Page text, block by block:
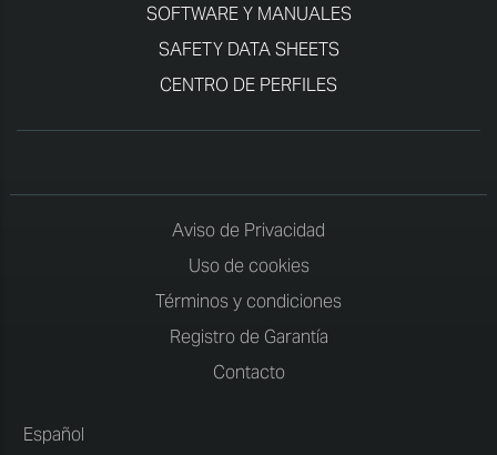
SOFTWARE Y MANUALES
SAFETY DATA SHEETS
CENTRO DE PERFILES
Aviso de Privacidad
Uso de cookies
Términos y condiciones
Registro de Garantía
Contacto
Español